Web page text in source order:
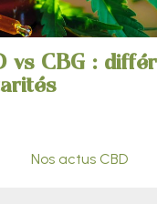
vs CBG :
Nos actus CBD